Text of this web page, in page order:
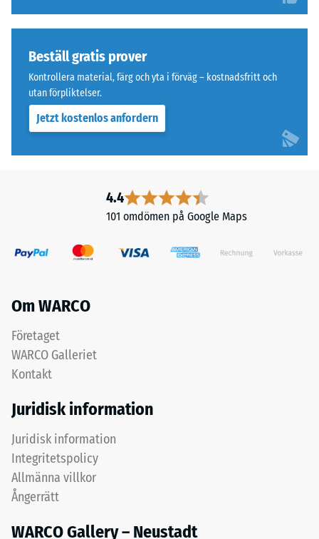
Beställ gratis prover
Kontrollera material, färg och yta i förväg – kostnadsfritt och
utan förpliktelser.
Jetzt kostenlos anfordern
4.4
101 omdömen på Google Maps
Om WARCO
Företaget
WARCO Galleriet
Kontakt
Juridisk information
Juridisk information
Integritetspolicy
Allmänna villkor
Ångerrätt
WARCO Gallery – Neustadt